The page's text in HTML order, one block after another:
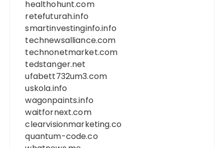
healthohunt.com
retefuturah.info
smartinvestinginfo.info
technewsalliance.com
technonetmarket.com
tedstanger.net
ufabett732um3.com
uskola.info
wagonpaints.info
waitfornext.com
clearvisionmarketing.co
quantum-code.co